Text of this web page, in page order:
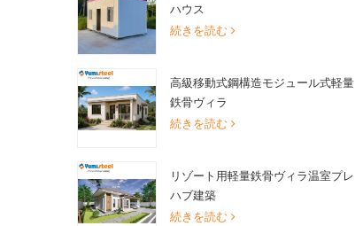
ハウス
続きを読む
高級移動式鋼構造モジュール式軽量
鉄骨ヴィラ
続きを読む
リゾート用軽量鉄骨ヴィラ温室プレ
ハブ建築
続きを読む